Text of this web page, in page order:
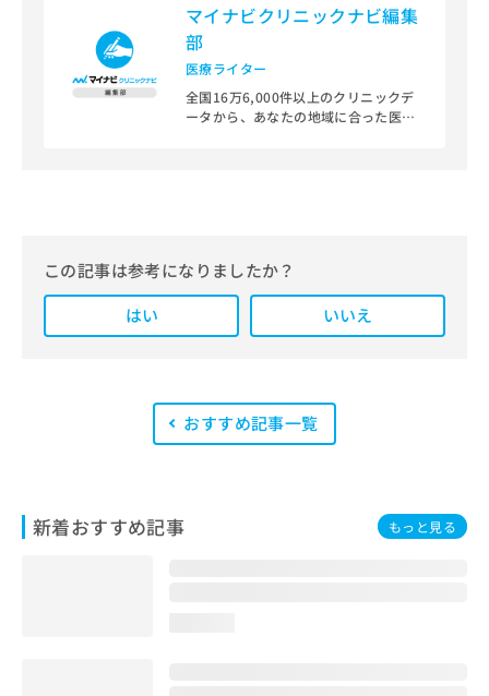
マイナビクリニックナビ編集
部
医療ライター
全国16万6,000件以上のクリニックデ
ータから、あなたの地域に合った医療
また、医療広告ガイドラインに準拠し
た編集体制を整えており、編集部内に
は、一般社団法人薬機法医療法規格協
います。
この記事は参考になりましたか？
はい
いいえ
おすすめ記事一覧
新着おすすめ記事 もっと見る